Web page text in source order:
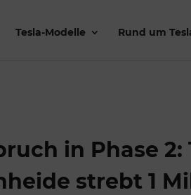
Tesla-Modelle Rund um
in Phase 2:
strebt 1